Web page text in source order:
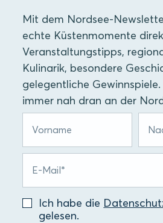
Mit dem Nordsee-
echte Küstenmomente
Veranstaltungstipps,
Kulinarik, besondere
gelegentliche
immer nah dran an der
Ich habe die
gelesen.